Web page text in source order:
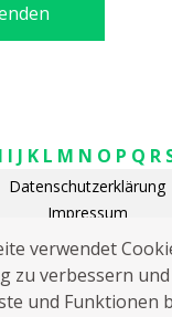
I J K L M N O P Q R
Datenschutzerklärung
Impressum
Wölpinghausen
Wölpinghausen
verwendet
zu verbessern
und Funktionen